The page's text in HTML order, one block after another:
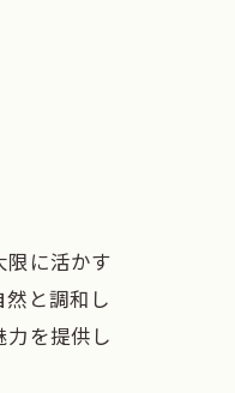
限に活かす
と調和し
を提供し